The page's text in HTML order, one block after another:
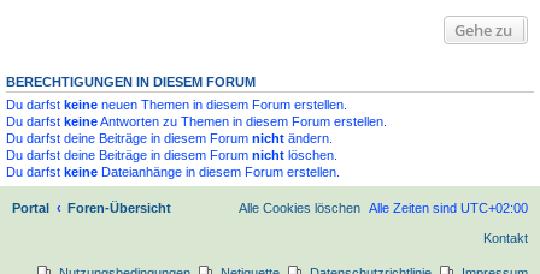
Gehe zu
BERECHTIGUNGEN IN DIESEM FORUM
Du darfst keine neuen Themen in diesem Forum erstellen.
Du darfst keineAntworten zu Themen in diesem Forum erstellen.
Du darfst deine Beiträge in diesem Forum nicht ändern.
Du darfst deine Beiträge in diesem Forum nicht löschen.
Du darfst keine Dateianhänge in diesem Forum erstellen.
Portal Foren-Übersicht Alle Zeiten sind UTC+02:00
Alle Cookies löschen
Kontakt